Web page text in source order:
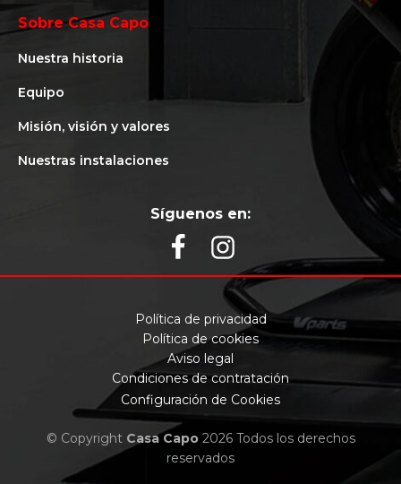
Sobre Casa Capo
Nuestra historia
Equipo
Misión, visión y valores
Nuestras instalaciones
Síguenos en:
© Copyright Casa Capo2026 Todos los derechos
reservados
Política de privacidad
Política de cookies
Aviso legal
Condiciones de contratación
Configuración de Cookies